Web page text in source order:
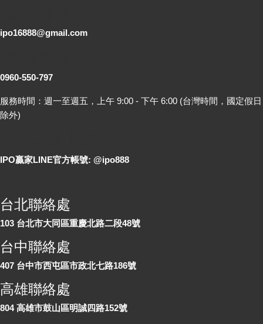
ipo16888@gmail.com
0960-550-797
服務時間：週一至週五，上午 9:00 - 下午 6:00 (台灣時間，國定假日
除外)
IPO贏家LINE官方帳號: @ipo888
台北聯絡處
103 台北市大同區重慶北路二段48號
台中聯絡處
407 台中市西屯區市政北七路186號
高雄聯絡處
804 高雄市鼓山區明誠四路152號